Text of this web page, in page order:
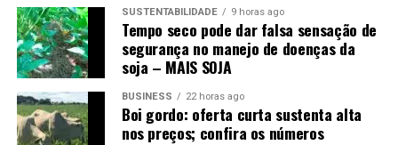
SUSTENTABILIDADE 9 horas ago
Tempo seco pode dar falsa sensação de
segurança no manejo de doenças da
soja – MAIS SOJA
BUSINESS 22 horas ago
Boi gordo: oferta curta sustenta alta
nos preços; confira os números